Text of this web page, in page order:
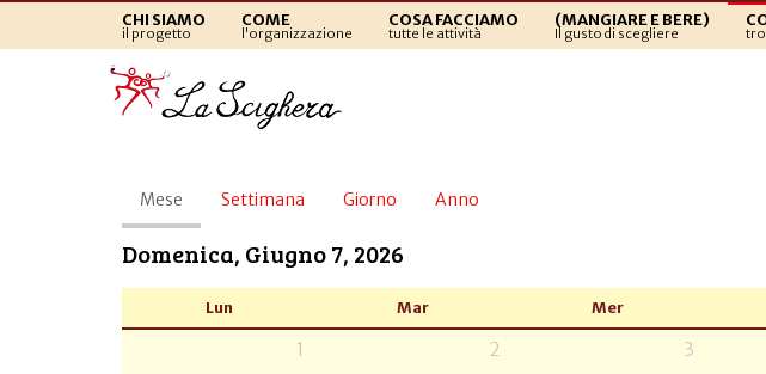
CHI SIAMO
il progetto
COME
l'organizzazione
COSA FACCIAMO
tutte le attività
(MANGIARE E BERE)
Il gusto di scegliere
Schede
primarie
Mese (scheda
attiva)
Settimana Giorno Anno
Domenica, Giugno 7, 2026
Lun Mar Mer
1 2 3